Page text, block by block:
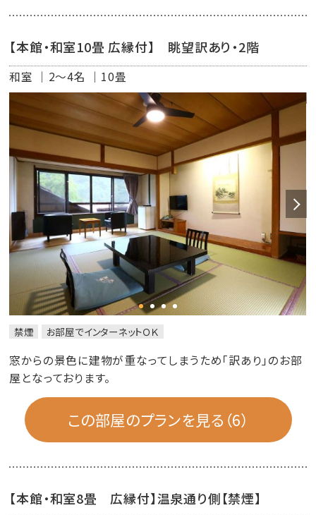
【本館・和室10畳 広縁付】 眺望訳あり・2階
和室 2～4名 10畳
禁煙 お部屋でインターネットＯＫ
窓からの景色に建物が重なってしまうため「訳あり」のお部
屋となっております。
この部屋のプランを見る（6）
【本館・和室8畳 広縁付】温泉通り側【禁煙】